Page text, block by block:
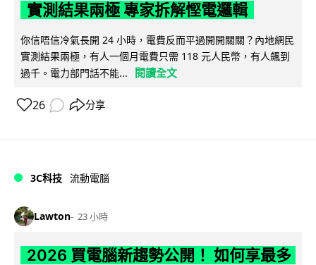
實測結果兩極 專家拆解慳電邏輯
你信唔信冷氣長開 24 小時，電費反而平過開開關關？內地網民
實測結果兩極，有人一個月電費只需 118 元人民幣，有人飆到
過千。電力部門話不能...
閱讀全文
26 分享
3C科技 流動電腦
Lawton 23 小時
2026 買電腦新趨勢公開！ 如何享最多